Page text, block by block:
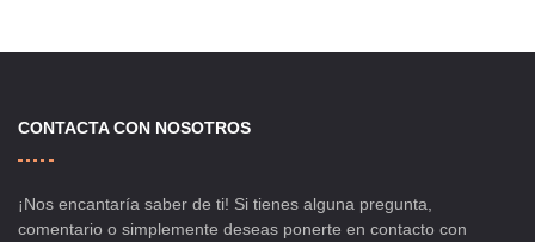
CONTACTA CON NOSOTROS
¡Nos encantaría saber de ti! Si tienes alguna pregunta,
comentario o simplemente deseas ponerte en contacto con